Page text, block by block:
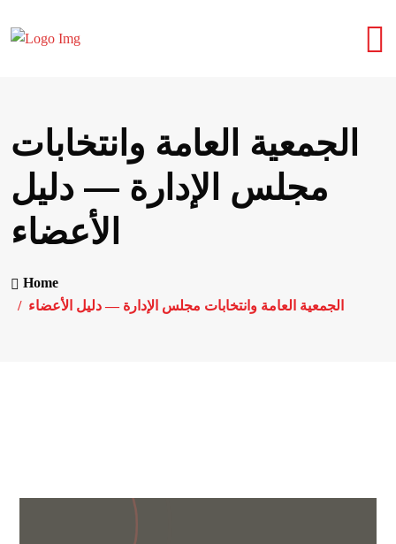
الجمعية العامة وانتخابات
مجلس الإدارة — دليل
الأعضاء
Home
الجمعية العامة وانتخابات مجلس الإدارة — دليل الأعضاء